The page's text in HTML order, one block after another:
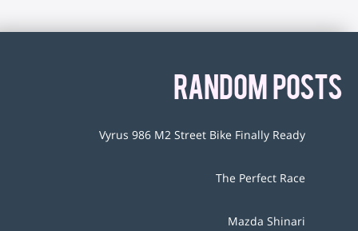
RANDOM POSTS
Vyrus 986 M2 Street Bike Finally Ready
The Perfect Race
Mazda Shinari